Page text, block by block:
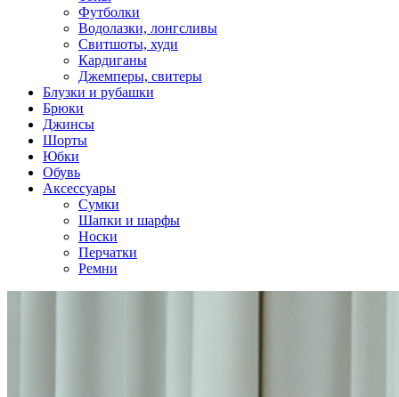
Футболки
Водолазки, лонгсливы
Свитшоты, худи
Кардиганы
Джемперы, свитеры
Блузки и рубашки
Брюки
Джинсы
Шорты
Юбки
Обувь
Аксессуары
Сумки
Шапки и шарфы
Носки
Перчатки
Ремни